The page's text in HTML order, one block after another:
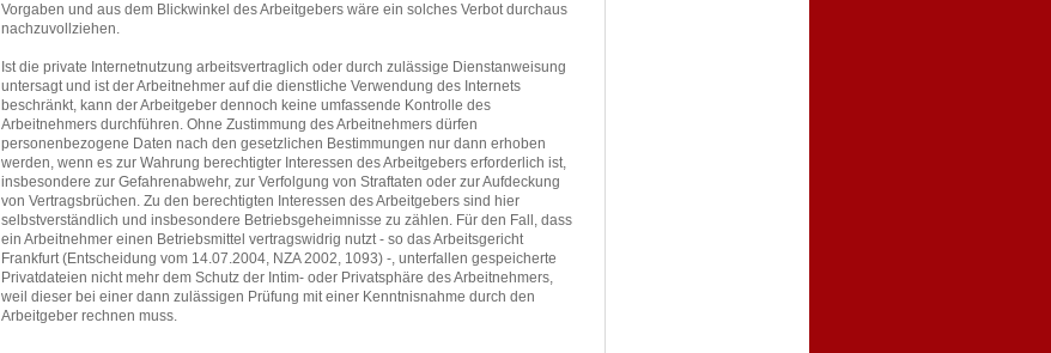
Vorgaben und aus dem Blickwinkel des Arbeitgebers wäre ein solches Verbot durchaus
nachzuvollziehen.
Ist die private Internetnutzung arbeitsvertraglich oder durch zulässige Dienstanweisung
untersagt und ist der Arbeitnehmer auf die dienstliche Verwendung des Internets
beschränkt, kann der Arbeitgeber dennoch keine umfassende Kontrolle des
Arbeitnehmers durchführen. Ohne Zustimmung des Arbeitnehmers dürfen
personenbezogene Daten nach den gesetzlichen Bestimmungen nur dann erhoben
werden, wenn es zur Wahrung berechtigter Interessen des Arbeitgebers erforderlich ist,
insbesondere zur Gefahrenabwehr, zur Verfolgung von Straftaten oder zur Aufdeckung
von Vertragsbrüchen. Zu den berechtigten Interessen des Arbeitgebers sind hier
selbstverständlich und insbesondere Betriebsgeheimnisse zu zählen. Für den Fall, dass
ein Arbeitnehmer einen Betriebsmittel vertragswidrig nutzt - so das Arbeitsgericht
Frankfurt (Entscheidung vom 14.07.2004, NZA 2002, 1093) -, unterfallen gespeicherte
Privatdateien nicht mehr dem Schutz der Intim- oder Privatsphäre des Arbeitnehmers,
weil dieser bei einer dann zulässigen Prüfung mit einer Kenntnisnahme durch den
Arbeitgeber rechnen muss.